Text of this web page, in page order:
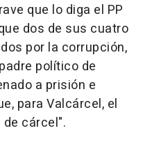
que lo diga el PP
dos de sus cuatro
por la corrupción,
político de
a prisión e
para Valcárcel, el
cárcel".